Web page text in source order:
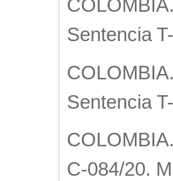
Sentencia
Sentencia
C-084/20.